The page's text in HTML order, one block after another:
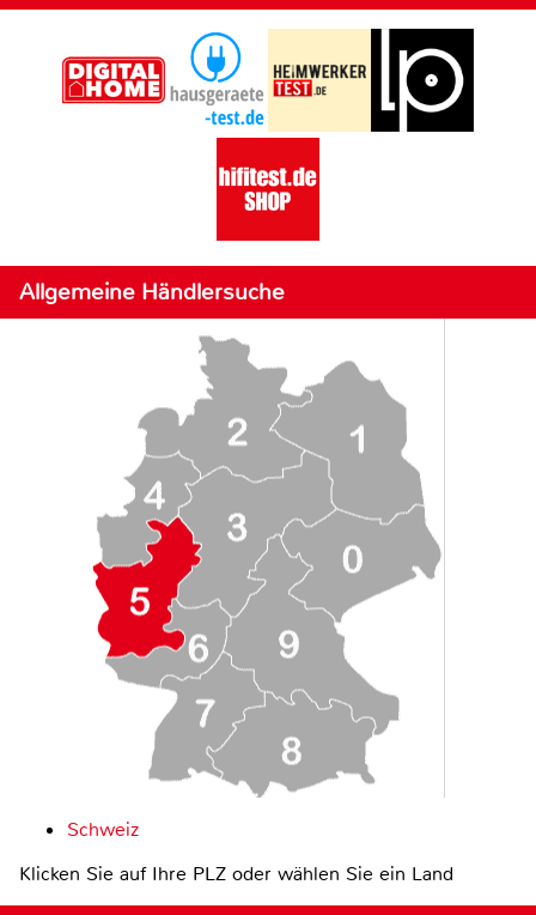
Allgemeine Händlersuche
Schweiz
Klicken Sie auf Ihre PLZ oder wählen Sie ein Land